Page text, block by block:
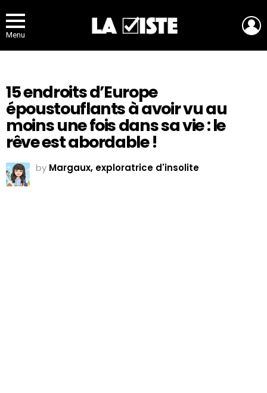
Menu
15 endroits d’Europe
époustouflants à avoir vu au
moins une fois dans sa vie : le
rêve est abordable !
by Margaux, exploratrice d'insolite